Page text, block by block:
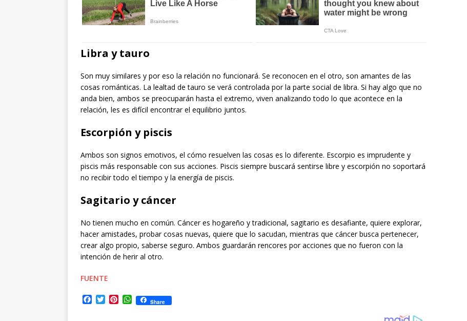
Libra y tauro
Son muy similares y por eso la relación no funcionará. Se reconocen en el otro, son amantes de las
cosas románticas. La lealtad de tauro se verá controlada por la parte social de libra. Si hay algo que no
anda bien, ambos se preocuparán hasta el extremo, viven analizando todo lo que acontece en la
relación, les es difícil encontrar el equilibrio juntos.
Escorpión y piscis
Ambos son signos emotivos, el cómo resuelven las cosas es lo diferente. Escorpio es imprudente y
piscis más responsable con sus acciones. Piscis siempre buscará sentirse libre y escorpión no soportará
no recibir todo el tiempo y la energía de piscis.
Sagitario y cáncer
No tienen mucho en común. Cáncer es hogareño y tradicional, sagitario es desafiante, quiere explorar,
hacer amistades, probar cosas nuevas, quiere que lo sacudan, mientras que cáncer busca pertenecer,
crear algo propio, saberse seguro. Ambos guardarán rencores por acciones que no fueron con la
intención de herir al otro.
FUENTE
T
P
W
h
Share